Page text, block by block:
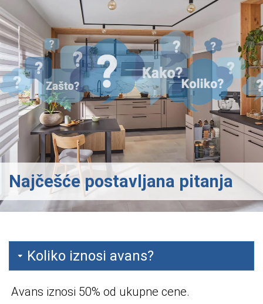
Najčešće postavljana pitanja
Koliko iznosi avans?
Avans iznosi 50% od ukupne cene.